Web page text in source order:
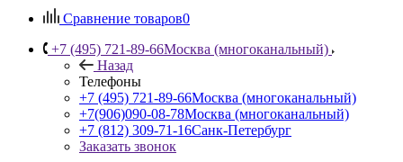
Сравнение товаров0
+7 (495) 721-89-66Москва (многоканальный)
Назад
Телефоны
+7 (495) 721-89-66Москва (многоканальный)
+7(906)090-08-78Москва (многоканальный)
+7 (812) 309-71-16Санк-Петербург
Заказать звонок